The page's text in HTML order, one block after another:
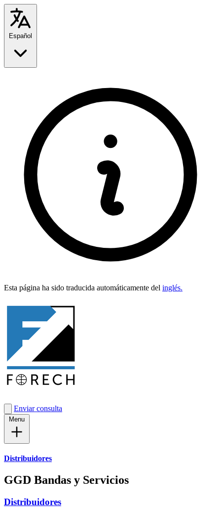
Esta pági­na ha sido tra­duci­da automáti­ca­mente del inglés.
Enviar consulta
Distribuidores
GGD Bandas y Servicios
Distribuidores